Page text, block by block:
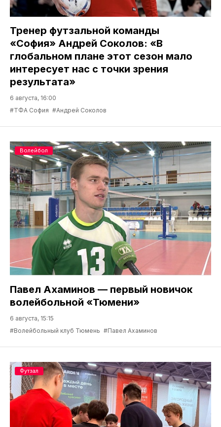
Тренер футзальной команды
«София» Андрей Соколов: «В
глобальном плане этот сезон мало
интересует нас с точки зрения
результата»
6 августа, 16:00
#ТФА София #Андрей Соколов
Павел Ахаминов — первый новичок
волейбольной «Тюмени»
6 августа, 15:15
#Волейбольный клуб Тюмень #Павел Ахаминов
Волейбол
Футзал